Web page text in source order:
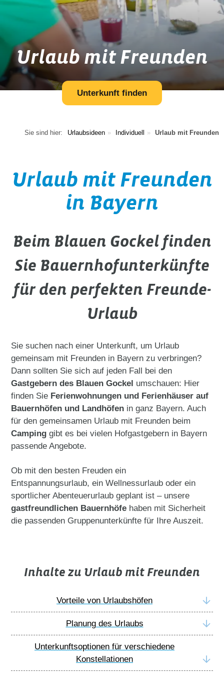
Urlaub mit Freunden
Unterkunft finden
Urlaub mit Freunden
Individuell
Urlaubsideen
Sie sind hier:
Urlaub mit Freunden
in Bayern
Beim Blauen Gockel finden
Sie Bauernhofunterkünfte
für den perfekten Freunde-
Urlaub
Sie suchen nach einer Unterkunft, um Urlaub
gemeinsam mit Freunden in Bayern zu verbringen?
Dann sollten Sie sich auf jeden Fall bei den
Gastgebern des Blauen Gockel umschauen: Hier
finden Sie Ferienwohnungen und Ferienhäuser auf
Bauernhöfen und Landhöfen in ganz Bayern. Auch
für den gemeinsamen Urlaub mit Freunden beim
Camping gibt es bei vielen Hofgastgebern in Bayern
passende Angebote.
Ob mit den besten Freuden ein
Entspannungsurlaub, ein Wellnessurlaub oder ein
sportlicher Abenteuerurlaub geplant ist – unsere
gastfreundlichen Bauernhöfe haben mit Sicherheit
die passenden Gruppenunterkünfte für Ihre Auszeit.
Inhalte zu Urlaub mit Freunden
Vorteile von Urlaubshöfen
Planung des Urlaubs
Unterkunftsoptionen für verschiedene
Konstellationen